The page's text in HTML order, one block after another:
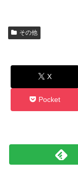
その他
X
Pocket